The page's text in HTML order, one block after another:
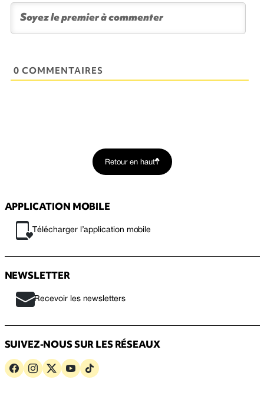
0 COMMENTAIRES
Retour en haut
APPLICATION MOBILE
Télécharger l’application mobile
NEWSLETTER
Recevoir les newsletters
SUIVEZ-NOUS SUR LES RÉSEAUX